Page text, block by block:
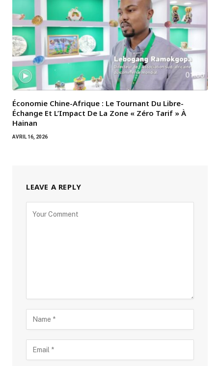
Économie Chine-Afrique : Le Tournant Du Libre-
Échange Et L’Impact De La Zone « Zéro Tarif » À
Hainan
AVRIL 16, 2026
LEAVE A REPLY